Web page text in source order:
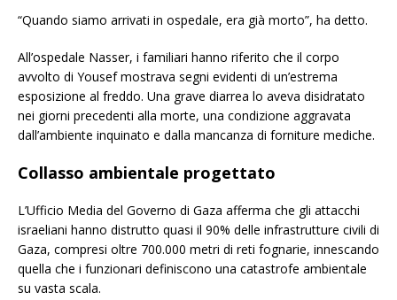
“Quando siamo arrivati in ospedale, era già morto”, ha detto.
All’ospedale Nasser, i familiari hanno riferito che il corpo
avvolto di Yousef mostrava segni evidenti di un’estrema
esposizione al freddo. Una grave diarrea lo aveva disidratato
nei giorni precedenti alla morte, una condizione aggravata
dall’ambiente inquinato e dalla mancanza di forniture mediche.
Collasso ambientale progettato
L’Ufficio Media del Governo di Gaza afferma che gli attacchi
israeliani hanno distrutto quasi il 90% delle infrastrutture civili di
Gaza, compresi oltre 700.000 metri di reti fognarie, innescando
quella che i funzionari definiscono una catastrofe ambientale
su vasta scala.